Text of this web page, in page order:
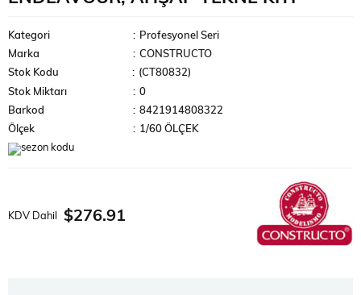
Kategori : Profesyonel Seri
Marka
: CONSTRUCTO
Stok Kodu
(CT80832)
Stok Miktarı
: 0
Barkod
: 8421914808322
Ölçek
: 1/60 ÖLÇEK
KDV Dahil $276.91